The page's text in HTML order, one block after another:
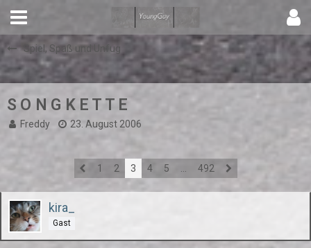
Spiel, Spaß und Unfug
S O N G K E T T E
Freddy 23. August 2006
1 2 3 4 5 492
kira_
Gast